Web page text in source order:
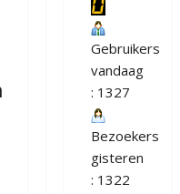
Gebruikers
vandaag
: 1327
Bezoekers
gisteren
: 1322